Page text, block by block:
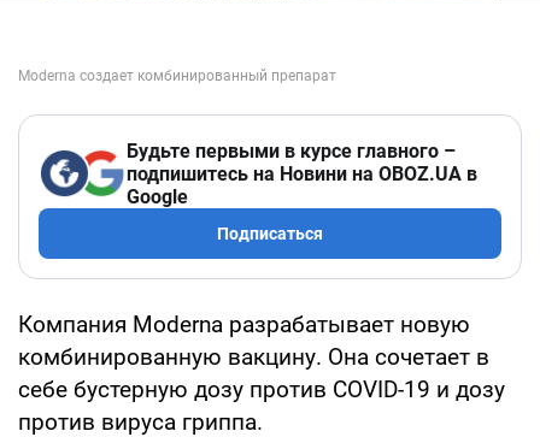
Будьте первыми в курсе главного –
подпишитесь на Новини на OBOZ.UA в
Google
Подписаться
Компания Moderna разрабатывает новую
комбинированную вакцину. Она сочетает в
себе бустерную дозу против COVID-19 и дозу
против вируса гриппа.